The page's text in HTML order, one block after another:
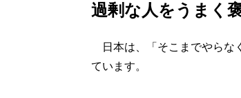
過剰な人をうまく
日本は、「そこまでやらな
ています。